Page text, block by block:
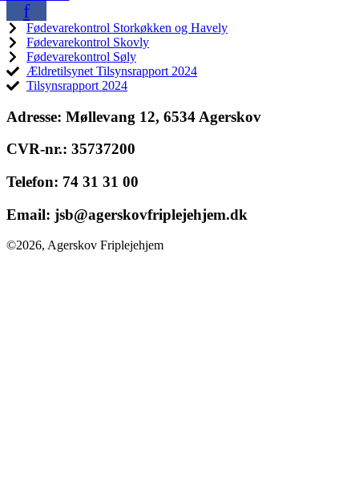
f
Fødevarekontrol Storkøkken og Havely
Fødevarekontrol Skovly
Fødevarekontrol Søly
Ældretilsynet Tilsynsrapport 2024
Tilsynsrapport 2024
Adresse: Møllevang 12, 6534 Agerskov
CVR-nr.: 35737200
Telefon: 74 31 31 00
Email: jsb@agerskovfriplejehjem.dk
©2026, Agerskov Friplejehjem